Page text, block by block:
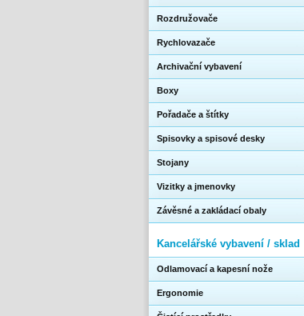
Rozdružovače
Rychlovazače
Archivační vybavení
Boxy
Pořadače a štítky
Spisovky a spisové desky
Stojany
Vizitky a jmenovky
Závěsné a zakládací obaly
Kancelářské vybavení / sklad
Odlamovací a kapesní nože
Ergonomie